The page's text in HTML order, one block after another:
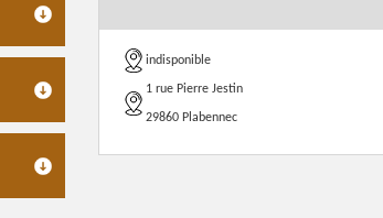
indisponible
1 rue Pierre Jestin
29860 Plabennec